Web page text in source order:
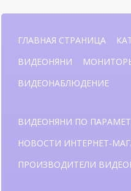
ГЛАВНАЯ СТРАНИЦА
ВИДЕОНЯНИ
ВИДЕОНАБЛЮДЕНИЕ
ВИДЕОНЯНИ ПО
НОВОСТИ ИНТЕРНЕТ-
ПРОИЗВОДИТЕЛИ